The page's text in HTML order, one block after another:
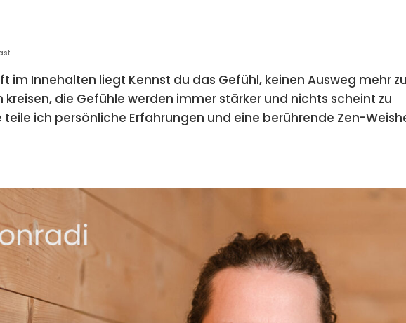
im Innehalten liegt Kennst du das Gefühl, keinen Ausweg mehr
kreisen, die Gefühle werden immer stärker und nichts scheint zu
teile ich persönliche Erfahrungen und eine berührende Zen-